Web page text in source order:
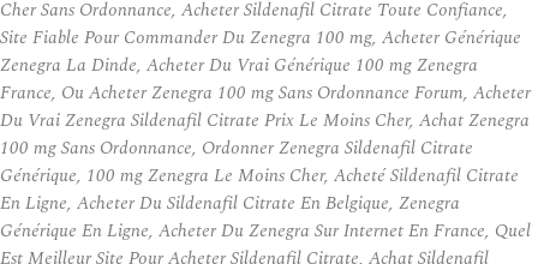
Cher Sans Ordonnance, Acheter Sildenafil Citrate Toute Confiance,
Site Fiable Pour Commander Du Zenegra 100 mg, Acheter Générique
Zenegra La Dinde, Acheter Du Vrai Générique 100 mg Zenegra
France, Ou Acheter Zenegra 100 mg Sans Ordonnance Forum, Acheter
Du Vrai Zenegra Sildenafil Citrate Prix Le Moins Cher, Achat Zenegra
100 mg Sans Ordonnance, Ordonner Zenegra Sildenafil Citrate
Générique, 100 mg Zenegra Le Moins Cher, Acheté Sildenafil Citrate
En Ligne, Acheter Du Sildenafil Citrate En Belgique, Zenegra
Générique En Ligne, Acheter Du Zenegra Sur Internet En France, Quel